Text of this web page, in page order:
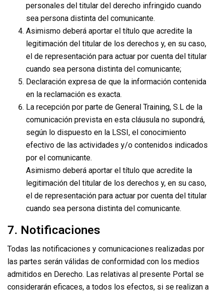
personales del titular del derecho infringido cuando
sea persona distinta del comunicante.
Asimismo deberá aportar el título que acredite la
legitimación del titular de los derechos y, en su caso,
el de representación para actuar por cuenta del titular
cuando sea persona distinta del comunicante;
Declaración expresa de que la información contenida
en la reclamación es exacta.
La recepción por parte de General Training, S.L de la
comunicación prevista en esta cláusula no supondrá,
según lo dispuesto en la LSSI, el conocimiento
efectivo de las actividades y/o contenidos indicados
por el comunicante.
Asimismo deberá aportar el título que acredite la
legitimación del titular de los derechos y, en su caso,
el de representación para actuar por cuenta del titular
cuando sea persona distinta del comunicante.
7. Notificaciones
Todas las notificaciones y comunicaciones realizadas por
las partes serán válidas de conformidad con los medios
admitidos en Derecho. Las relativas al presente Portal se
considerarán eficaces, a todos los efectos, si se realizan a